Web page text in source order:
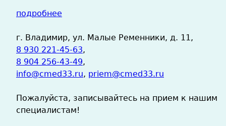
подробнее
г. Владимир, ул. Малые Ременники, д. 11,
8 930 221-45-63,
8 904 256-43-49,
info@cmed33.ru, priem@cmed33.ru
Пожалуйста, записывайтесь на прием к нашим
специалистам!